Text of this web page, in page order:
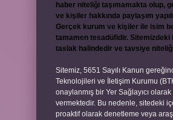
haber niteliği taşımamakta olup,
ve kişiler hakkında paylaşım
Gerçek kurum ve kişiler ile isim
tamamen tesadüfidir. Sitemizdeki
taslak halindedir ve tavsiye
Sitemiz, 5651 Sayılı Kanun
Teknolojileri ve İletişim Kurumu
onaylanmış bir Yer Sağlayıcı
vermektedir. Bu nedenle, sitedeki
proaktif olarak denetleme veya